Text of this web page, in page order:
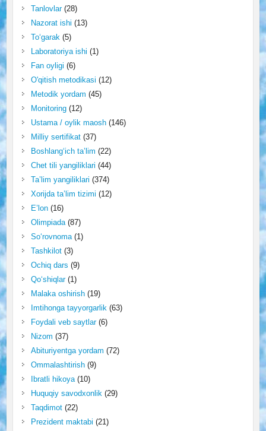
Tanlovlar(28)
Nazorat ishi (13)
To‘garak(5)
Laboratoriya ishi (1)
Fan oyligi (6)
O'qitish metodikasi (12)
Metodik yordam (45)
Monitoring(12)
Ustama / oylik maosh(146)
Milliy sertifikat(37)
Boshlang‘ich ta’lim (22)
Chet tili yangiliklari (44)
Ta’lim yangiliklari (374)
Xorijda ta’lim tizimi (12)
E’lon(16)
Olimpiada(87)
So‘rovnoma(1)
Tashkilot(3)
Ochiq dars (9)
Qo‘shiqlar(1)
Malaka oshirish(19)
Imtihonga tayyorgarlik(63)
Foydali veb saytlar(6)
Nizom (37)
Abituriyentga yordam (72)
Ommalashtirish(9)
Ibratli hikoya(10)
Huquqiy savodxonlik(29)
Taqdimot(22)
Prezident maktabi (21)